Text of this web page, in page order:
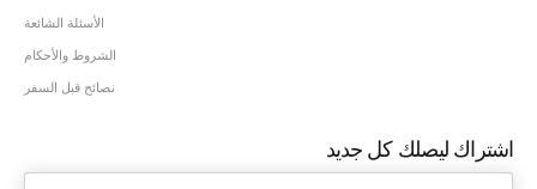
الأسئلة الشائعة
الشروط والأحكام
نصائح قبل السفر
اشتراك ليصلك كل جديد